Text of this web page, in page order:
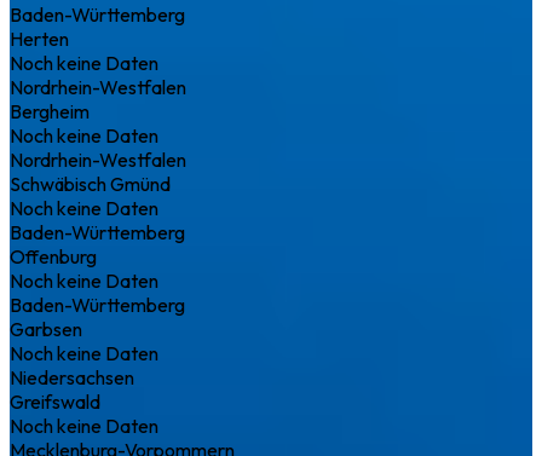
Baden-Württemberg
Herten
Noch keine Daten
Nordrhein-Westfalen
Bergheim
Noch keine Daten
Nordrhein-Westfalen
Schwäbisch Gmünd
Noch keine Daten
Baden-Württemberg
Offenburg
Noch keine Daten
Baden-Württemberg
Garbsen
Noch keine Daten
Niedersachsen
Greifswald
Noch keine Daten
Mecklenburg-Vorpommern